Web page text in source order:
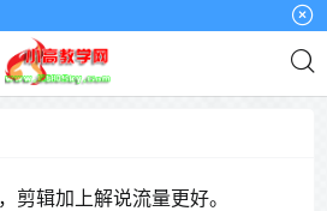
剪辑加上解说流量更好。